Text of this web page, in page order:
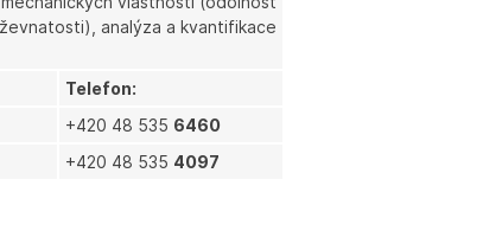
analýza a kvantifikace
Telefon:
+420 48 535 6460
+420 48 535 4097